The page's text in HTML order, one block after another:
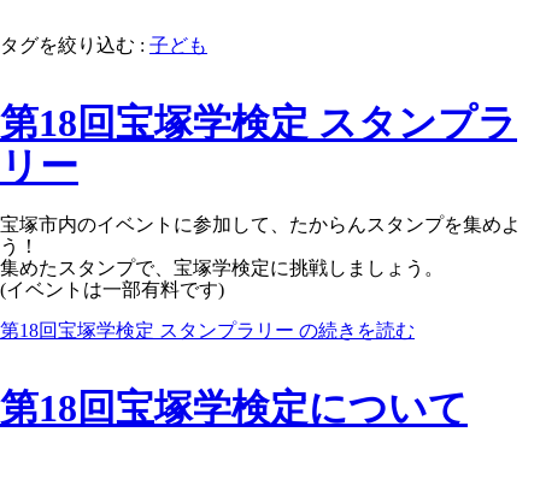
タグを絞り込む : 子ども
第18回宝塚学検定 スタンプラ
リー
宝塚市内のイベントに参加して、たからんスタンプを集めよ
う！
集めたスタンプで、宝塚学検定に挑戦しましょう。
(イベントは一部有料です)
第18回宝塚学検定 スタンプラリー の続きを読む
第18回宝塚学検定について